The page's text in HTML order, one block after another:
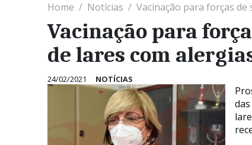
Home Notícias Vacinação para forças
Vacinação para
de lares com
24/02/2021 NOTÍCIAS